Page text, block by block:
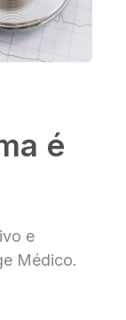
é
e
Médico.